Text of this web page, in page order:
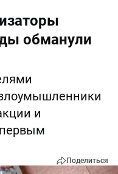
обманули
и
Поделиться